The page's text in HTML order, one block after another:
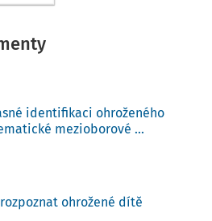
identifikaci ohroženého
mezioborové ...
ohrožené dítě